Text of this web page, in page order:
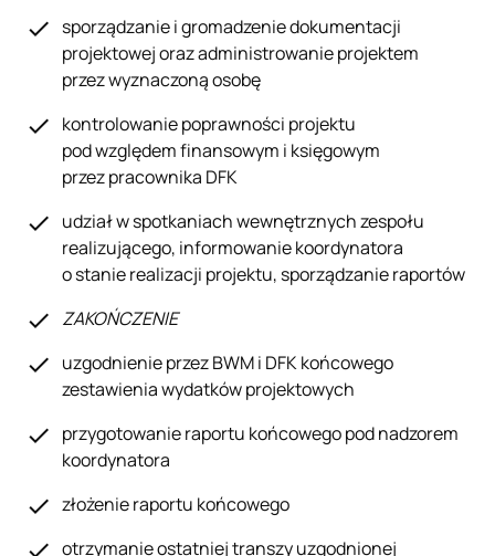
sporządzanie i gromadzenie dokumentacji
projektowej oraz administrowanie projektem
przez wyznaczoną osobę
kontrolowanie poprawności projektu
pod względem finansowym i księgowym
przez pracownika DFK
udział w spotkaniach wewnętrznych zespołu
realizującego, informowanie koordynatora
o stanie realizacji projektu, sporządzanie raportów
ZAKOŃCZENIE
uzgodnienie przez BWM i DFK końcowego
zestawienia wydatków projektowych
przygotowanie raportu końcowego pod nadzorem
koordynatora
złożenie raportu końcowego
otrzymanie ostatniej transzy uzgodnionej